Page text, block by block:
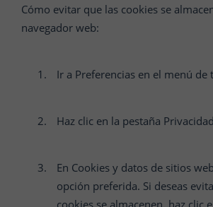
Cómo evitar que las cookies se
navegador web:
Ir a Preferencias en el menú de
Haz clic en la pestaña
En Cookies y datos de sitios
opción preferida. Si deseas
cookies se almacenen, haz clic